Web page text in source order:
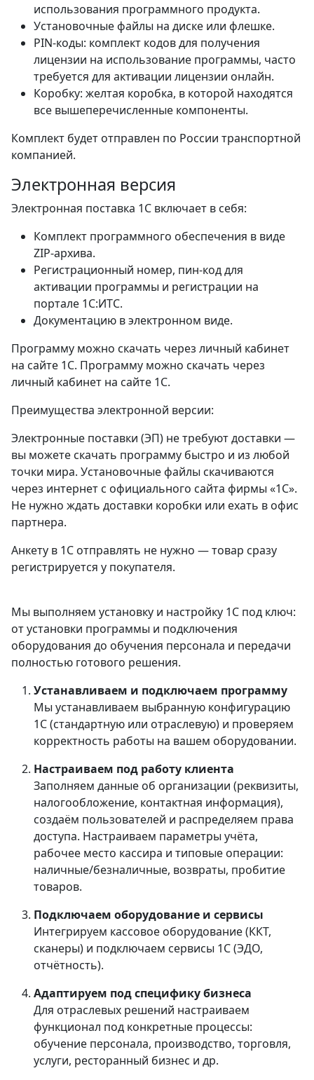
использования программного продукта.
Установочные файлы на диске или флешке.
PIN-коды: комплект кодов для получения
лицензии на использование программы, часто
требуется для активации лицензии онлайн.
Коробку: желтая коробка, в которой находятся
все вышеперечисленные компоненты.
Комплект будет отправлен по России транспортной
компанией.
Электронная версия
Электронная поставка 1С включает в себя:
Комплект программного обеспечения в виде
ZIP-архива.
Регистрационный номер, пин-код для
активации программы и регистрации на
портале 1С:ИТС.
Документацию в электронном виде.
Программу можно скачать через личный кабинет
на сайте 1С. Программу можно скачать через
личный кабинет на сайте 1С.
Преимущества электронной версии:
Электронные поставки (ЭП) не требуют доставки —
вы можете скачать программу быстро и из любой
точки мира. Установочные файлы скачиваются
через интернет с официального сайта фирмы «1С».
Не нужно ждать доставки коробки или ехать в офис
партнера.
Анкету в 1С отправлять не нужно — товар сразу
регистрируется у покупателя.
Мы выполняем установку и настройку 1С под ключ:
от установки программы и подключения
оборудования до обучения персонала и передачи
полностью готового решения.
Устанавливаем и подключаем программу
Мы устанавливаем выбранную конфигурацию
1С (стандартную или отраслевую) и проверяем
корректность работы на вашем оборудовании.
Настраиваем под работу клиента
Заполняем данные об организации (реквизиты,
налогообложение, контактная информация),
создаём пользователей и распределяем права
доступа. Настраиваем параметры учёта,
рабочее место кассира и типовые операции:
наличные/безналичные, возвраты, пробитие
товаров.
Подключаем оборудование и сервисы
Интегрируем кассовое оборудование (ККТ,
сканеры) и подключаем сервисы 1С (ЭДО,
отчётность).
Адаптируем под специфику бизнеса
Для отраслевых решений настраиваем
функционал под конкретные процессы:
обучение персонала, производство, торговля,
услуги, ресторанный бизнес и др.